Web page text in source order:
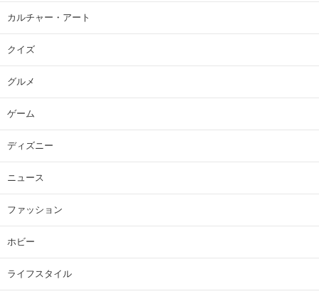
カルチャー・アート
クイズ
グルメ
ゲーム
ディズニー
ニュース
ファッション
ホビー
ライフスタイル